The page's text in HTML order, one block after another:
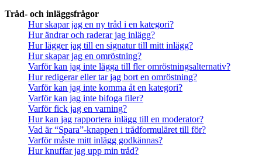
Tråd- och inläggsfrågor
Hur skapar jag en ny tråd i en kategori?
Hur ändrar och raderar jag inlägg?
Hur lägger jag till en signatur till mitt inlägg?
Hur skapar jag en omröstning?
Varför kan jag inte lägga till fler omröstningsalternativ?
Hur redigerar eller tar jag bort en omröstning?
Varför kan jag inte komma åt en kategori?
Varför kan jag inte bifoga filer?
Varför fick jag en varning?
Hur kan jag rapportera inlägg till en moderator?
Vad är “Spara”-knappen i trådformuläret till för?
Varför måste mitt inlägg godkännas?
Hur knuffar jag upp min tråd?